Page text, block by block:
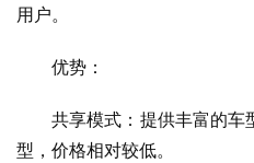
用户。
优势：
共享模式：提供丰富的车
型，价格相对较低。